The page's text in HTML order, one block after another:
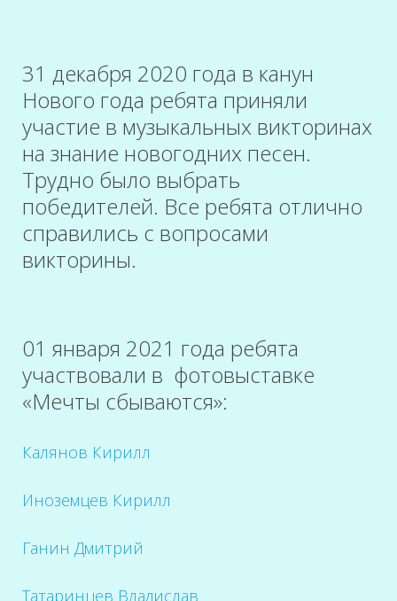
31 декабря 2020 года в канун
Нового года ребята приняли
участие в музыкальных викторинах
на знание новогодних песен.
Трудно было выбрать
победителей. Все ребята отлично
справились с вопросами
викторины.
01 января 2021 года ребята
участвовали в фотовыставке
«Мечты сбываются»:
Калянов Кирилл
Иноземцев Кирилл
Ганин Дмитрий
Татаринцев Владислав